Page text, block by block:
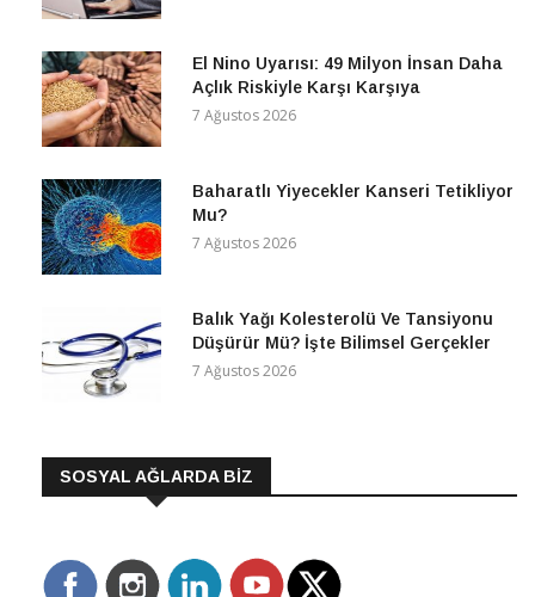
El Nino Uyarısı: 49 Milyon İnsan Daha
Açlık Riskiyle Karşı Karşıya
7 Ağustos 2026
Baharatlı Yiyecekler Kanseri Tetikliyor
Mu?
7 Ağustos 2026
Balık Yağı Kolesterolü Ve Tansiyonu
Düşürür Mü? İşte Bilimsel Gerçekler
7 Ağustos 2026
SOSYAL AĞLARDA BİZ